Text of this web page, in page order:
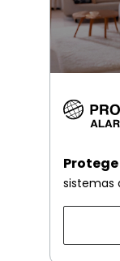
sistemas